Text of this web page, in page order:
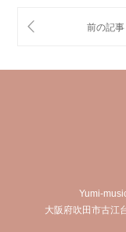
Yumi-
大阪府吹田市古江